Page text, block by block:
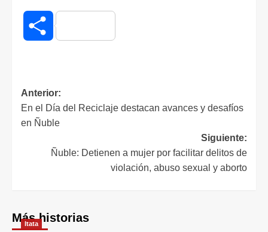
Compartir
Anterior:
En el Día del Reciclaje destacan avances y desafíos
en Ñuble
Siguiente:
Ñuble: Detienen a mujer por facilitar delitos de
violación, abuso sexual y aborto
Más historias
Itata